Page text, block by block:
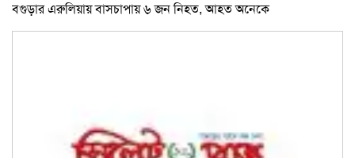
বগুড়ার এরুলিয়ায় বাসচাপায় ৬ জন নিহত, আহত অনেকে